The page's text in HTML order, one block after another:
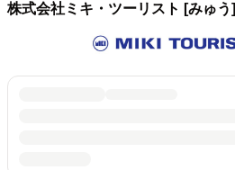
株式会社ミキ・ツーリスト [みゅう]